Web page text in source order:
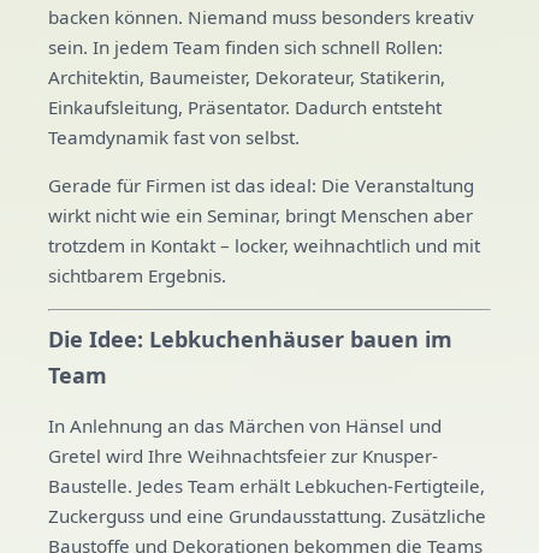
backen können. Niemand muss besonders kreativ
sein. In jedem Team finden sich schnell Rollen:
Architektin, Baumeister, Dekorateur, Statikerin,
Einkaufsleitung, Präsentator. Dadurch entsteht
Teamdynamik fast von selbst.
Gerade für Firmen ist das ideal: Die Veranstaltung
wirkt nicht wie ein Seminar, bringt Menschen aber
trotzdem in Kontakt – locker, weihnachtlich und mit
sichtbarem Ergebnis.
Die Idee: Lebkuchenhäuser bauen im
Team
In Anlehnung an das Märchen von Hänsel und
Gretel wird Ihre Weihnachtsfeier zur Knusper-
Baustelle. Jedes Team erhält Lebkuchen-Fertigteile,
Zuckerguss und eine Grundausstattung. Zusätzliche
Baustoffe und Dekorationen bekommen die Teams